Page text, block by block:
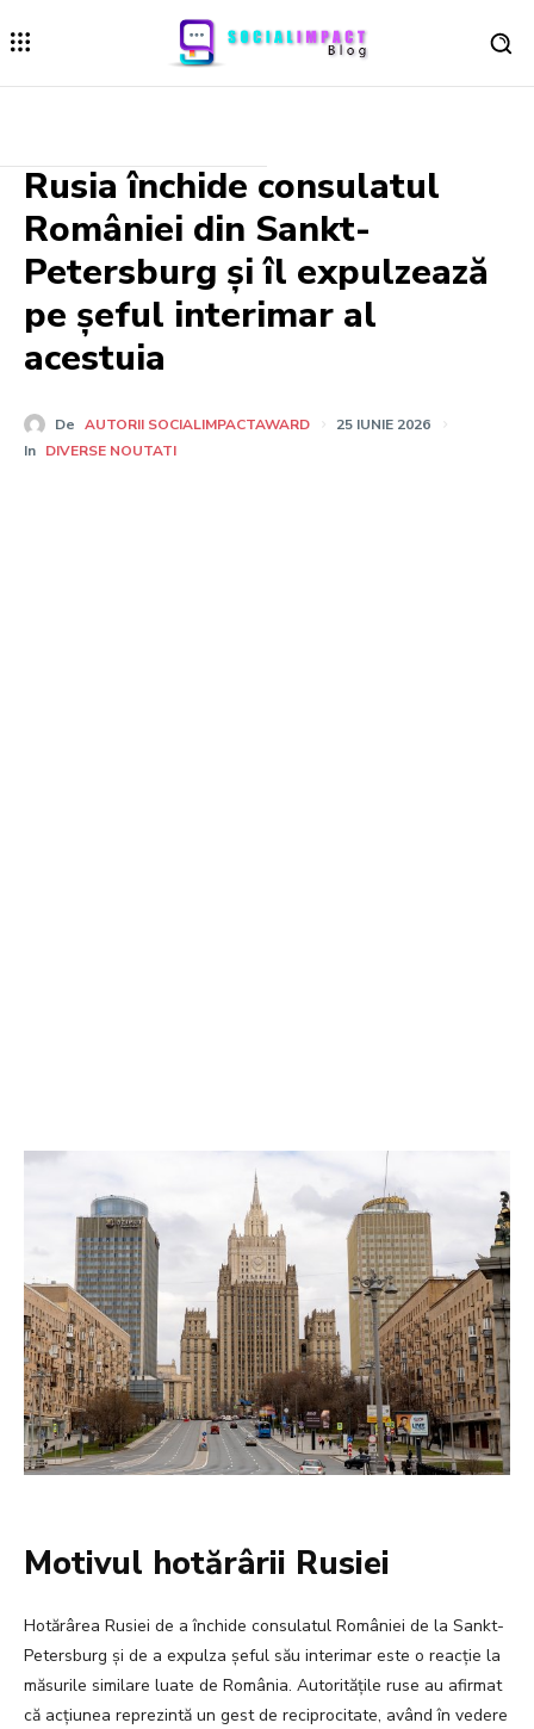
Rusia închide consulatul
României din Sankt-
Petersburg și îl expulzează
pe șeful interimar al
acestuia
De AUTORII SOCIALIMPACTAWARD
25 IUNIE 2026
In DIVERSE NOUTATI
Motivul hotărârii Rusiei
Hotărârea Rusiei de a închide consulatul României de la Sankt-
Petersburg și de a expulza șeful său interimar este o reacție la
măsurile similare luate de România. Autoritățile ruse au afirmat
că acțiunea reprezintă un gest de reciprocitate, având în vedere